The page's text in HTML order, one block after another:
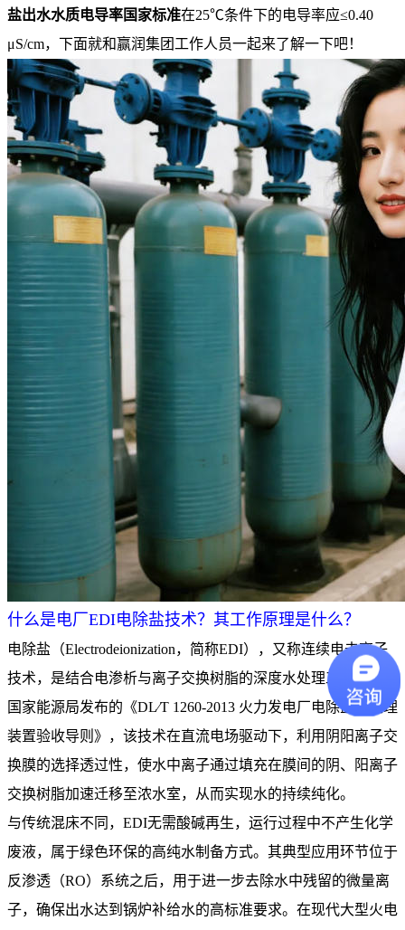
盐出水水质电导率国家标准在25℃条件下的电导率应≤0.40
μS/cm，下面就和赢润集团工作人员一起来了解一下吧！
什么是电厂EDI电除盐技术？其工作原理是什么？
电除盐（Electrodeionization，简称EDI），又称连续电去离子
技术，是结合电渗析与离子交换树脂的深度水处理工艺。根据
国家能源局发布的《DL∕T 1260-2013 火力发电厂电除盐水处理
装置验收导则》，该技术在直流电场驱动下，利用阴阳离子交
换膜的选择透过性，使水中离子通过填充在膜间的阴、阳离子
交换树脂加速迁移至浓水室，从而实现水的持续纯化。
与传统混床不同，EDI无需酸碱再生，运行过程中不产生化学
废液，属于绿色环保的高纯水制备方式。其典型应用环节位于
反渗透（RO）系统之后，用于进一步去除水中残留的微量离
子，确保出水达到锅炉补给水的高标准要求。在现代大型火电